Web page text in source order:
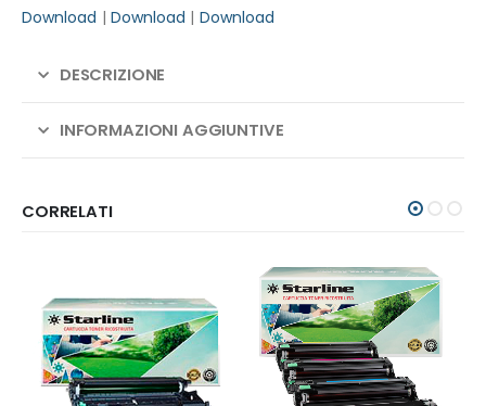
Download | Download | Download
DESCRIZIONE
INFORMAZIONI AGGIUNTIVE
CORRELATI